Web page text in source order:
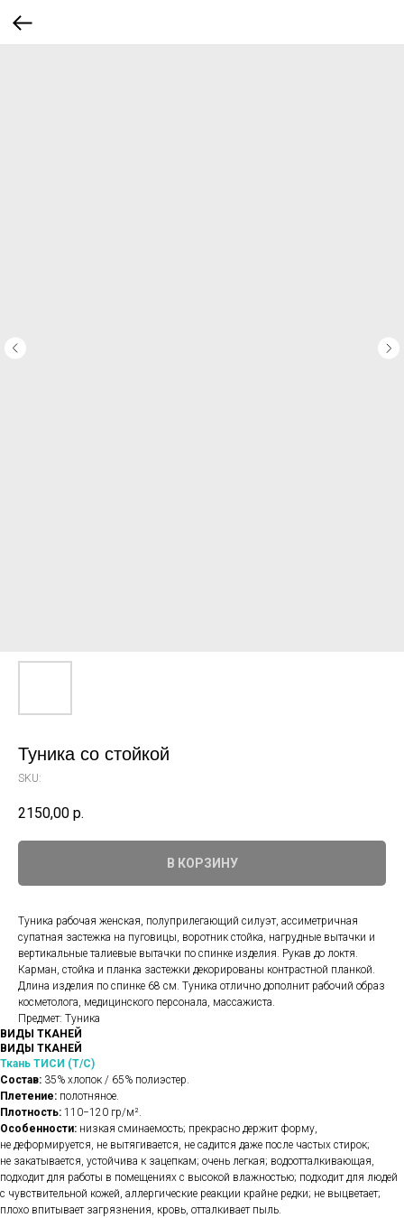
Туника со стойкой
SKU:
2150,00 р.
В КОРЗИНУ
Туника рабочая женская, полуприлегающий силуэт, ассиметричная
супатная застежка на пуговицы, воротник стойка, нагрудные вытачки и
вертикальные талиевые вытачки по спинке изделия. Рукав до локтя.
Карман, стойка и планка застежки декорированы контрастной планкой.
Длина изделия по спинке 68 см. Туника отлично дополнит рабочий образ
косметолога, медицинского персонала, массажиста.
Предмет: Туника
ВИДЫ ТКАНЕЙ
ВИДЫ ТКАНЕЙ
Ткань ТИСИ (Т/С)
Состав: 35% хлопок / 65% полиэстер.
Плетение: полотняное.
Плотность: 110−120 гр/м².
Особенности: низкая сминаемость; прекрасно держит форму,
не деформируется, не вытягивается, не садится даже после частых стирок;
не закатывается, устойчива к зацепкам; очень легкая; водоотталкивающая,
подходит для работы в помещениях с высокой влажностью; подходит для людей
с чувствительной кожей, аллергические реакции крайне редки; не выцветает;
плохо впитывает загрязнения, кровь, отталкивает пыль.